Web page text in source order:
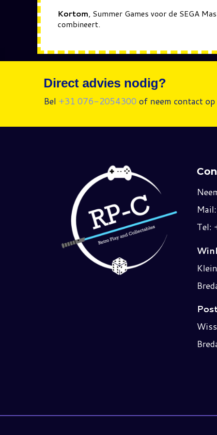
Kortom, Summer Games voor de SEGA
combineert.
Direct advies nodig?
Bel +31 076-2054300 of neem contact
Tel: